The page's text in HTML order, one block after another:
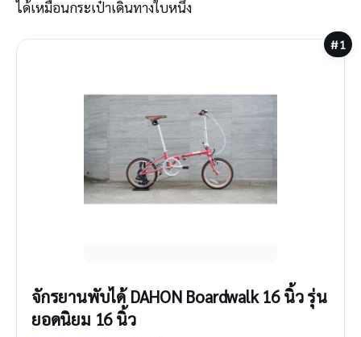
ได้เหมือนกระเป๋าเดินทางใบหนึ่ง
#1
จักรยานพับได้ DAHON Boardwalk 16 นิ้ว รุ่น
ยอดนิยม 16 นิ้ว